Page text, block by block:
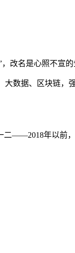
改名是心照不宣的
数据、区块链，
二——2018年以前